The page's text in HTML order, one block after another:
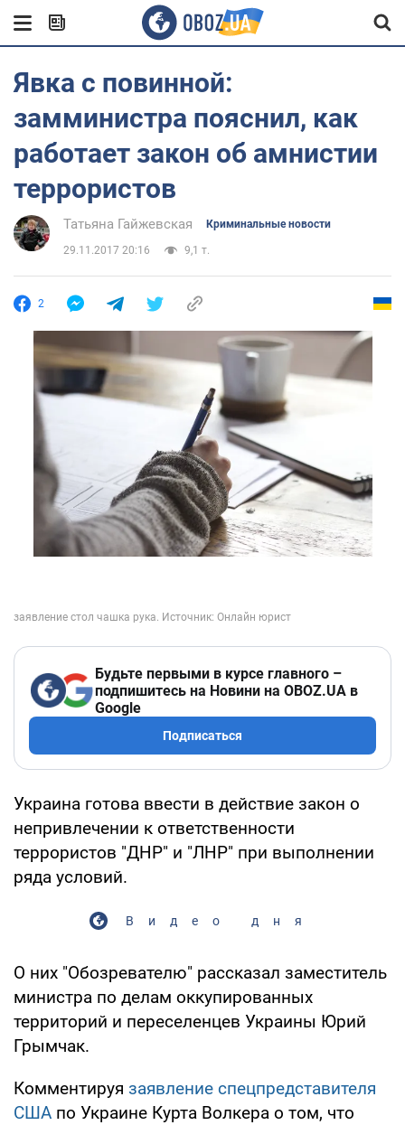
Явка с повинной:
замминистра пояснил, как
работает закон об амнистии
террористов
Татьяна Гайжевская Криминальные новости
29.11.2017 20:16 9,1 т.
2
Будьте первыми в курсе главного –
подпишитесь на Новини на OBOZ.UA в
Google
Подписаться
Украина готова ввести в действие закон о
непривлечении к ответственности
террористов "ДНР" и "ЛНР" при выполнении
ряда условий.
Видео дня
О них "Обозревателю" рассказал заместитель
министра по делам оккупированных
территорий и переселенцев Украины Юрий
Грымчак.
Комментируя заявление спецпредставителя
США по Украине Курта Волкера о том, что